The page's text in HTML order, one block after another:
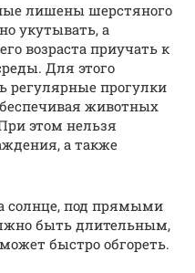
лишены шерстяного
укутывать, а
возраста приучать к
Для этого
регулярные прогулки
животных
этом нельзя
а также
солнце, под прямыми
быть длительным,
быстро обгореть.